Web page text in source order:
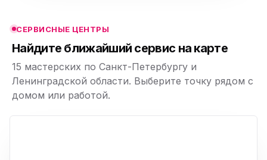
СЕРВИСНЫЕ ЦЕНТРЫ
Найдите ближайший сервис на карте
15 мастерских по Санкт-Петербургу и
Ленинградской области. Выберите точку рядом с
домом или работой.
ю